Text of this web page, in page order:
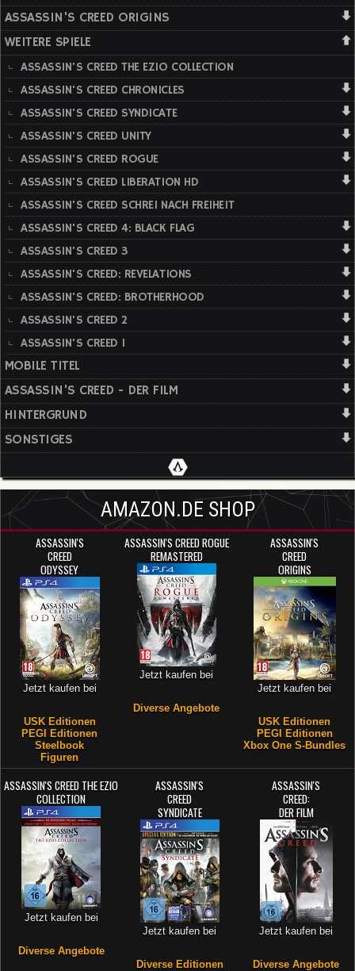
ASSASSIN'S CREED ORIGINS
WEITERE SPIELE
ASSASSIN'S CREED THE EZIO COLLECTION
ASSASSIN'S CREED CHRONICLES
ASSASSIN'S CREED SYNDICATE
ASSASSIN'S CREED UNITY
ASSASSIN'S CREED ROGUE
ASSASSIN'S CREED LIBERATION HD
ASSASSIN'S CREED SCHREI NACH FREIHEIT
ASSASSIN'S CREED 4: BLACK FLAG
ASSASSIN'S CREED 3
ASSASSIN'S CREED: REVELATIONS
ASSASSIN'S CREED: BROTHERHOOD
ASSASSIN'S CREED 2
ASSASSIN'S CREED 1
MOBILE TITEL
ASSASSIN'S CREED - DER FILM
HINTERGRUND
SONSTIGES
AMAZON.DE SHOP
ASSASSIN'S
CREED
ODYSSEY
Jetzt kaufen bei
USK Editionen
PEGI Editionen
Steelbook
Figuren
ASSASSIN'S CREED ROGUE
REMASTERED
Jetzt kaufen bei
Diverse Angebote
ASSASSIN'S
CREED
ORIGINS
Jetzt kaufen bei
USK Editionen
PEGI Editionen
Xbox One S-Bundles
ASSASSIN'S CREED THE EZIO
COLLECTION
Jetzt kaufen bei
Diverse Angebote
ASSASSIN'S
CREED
SYNDICATE
Jetzt kaufen bei
Diverse Editionen
ASSASSIN'S
CREED:
DER FILM
Jetzt kaufen bei
Diverse Angebote